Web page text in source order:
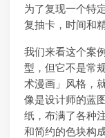
为了复现一个特
复抽卡，时间和
我们来看这个案
型，但它不是常
术漫画」风格，
像是设计师的蓝
纸，布满了各种
和简约的色块构成